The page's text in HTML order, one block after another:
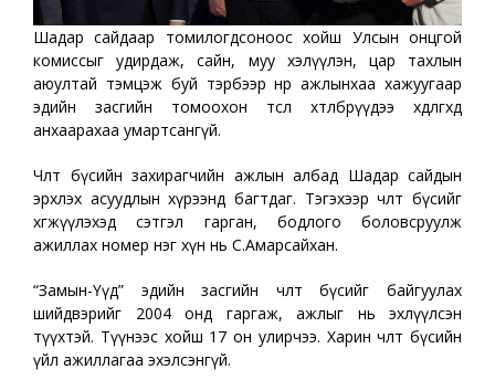
Шадар сайдаар томилогдсоноос хойш Улсын онцгой
комиссыг удирдаж, сайн, муу хэлүүлэн, цар тахлын
аюултай тэмцэж буй тэрбээр нөр ажлынхаа хажуугаар
эдийн засгийн томоохон төсөл хөтөлбөрүүдээ хөдөлгөхөд
анхаарахаа умартсангүй.
Чөлөөт бүсийн захирагчийн ажлын албад Шадар сайдын
эрхлэх асуудлын хүрээнд багтдаг. Тэгэхээр чөлөөт бүсийг
хөгжүүлэхэд сэтгэл гарган, бодлого боловсруулж
ажиллах номер нэг хүн нь С.Амарсайхан.
“Замын-Үүд” эдийн засгийн чөлөөт бүсийг байгуулах
шийдвэрийг 2004 онд гаргаж, ажлыг нь эхлүүлсэн
түүхтэй. Түүнээс хойш 17 он улирчээ. Харин чөлөөт бүсийн
үйл ажиллагаа эхэлсэнгүй.